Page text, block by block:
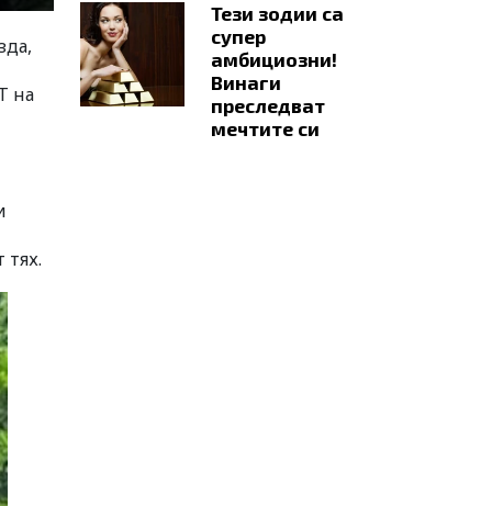
на
тях.
Тези зодии са
супер
амбициозни!
Винаги
преследват
мечтите си